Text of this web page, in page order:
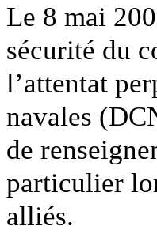
Le 8 mai
sécurité du
l’attentat
navales
de
particulier
alliés.